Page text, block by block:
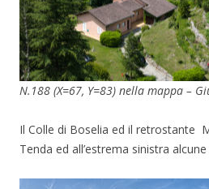
N.188 (X=67, Y=83) nella mappa –
Il Colle di Boselia ed il retrostante
Tenda ed all’estrema sinistra